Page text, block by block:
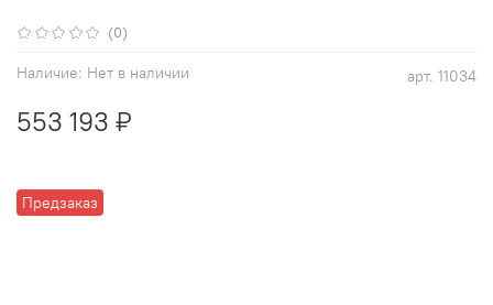
(0)
арт. 11034
Наличие: Нет в наличии
Предзаказ
553 193 ₽